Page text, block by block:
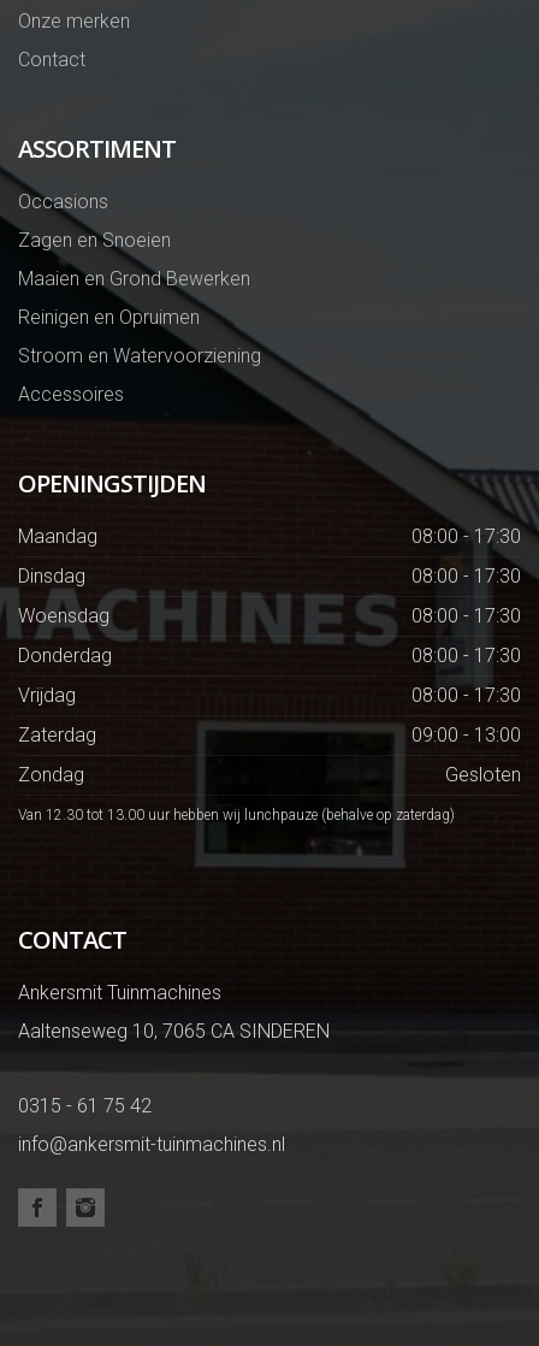
Onze merken
Contact
ASSORTIMENT
Occasions
Zagen en Snoeien
Maaien en Grond Bewerken
Reinigen en Opruimen
Stroom en Watervoorziening
Accessoires
OPENINGSTIJDEN
Maandag
08:00 - 17:30
Dinsdag
08:00 - 17:30
Woensdag
08:00 - 17:30
Donderdag
08:00 - 17:30
Vrijdag
08:00 - 17:30
Zaterdag
09:00 - 13:00
Zondag
Gesloten
Van 12.30 tot 13.00 uur hebben wij lunchpauze (behalve op zaterdag)
CONTACT
Ankersmit Tuinmachines
Aaltenseweg 10, 7065 CA SINDEREN
0315 - 61 75 42
info@ankersmit-tuinmachines.nl